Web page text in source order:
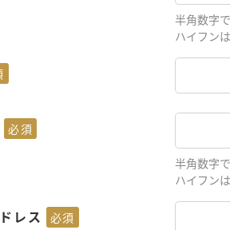
半角数字
ハイフン
必須
半角数字
ハイフン
レス 必須